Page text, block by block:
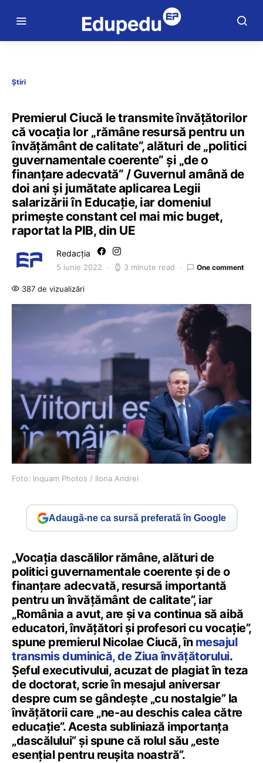
Știri
Premierul Ciucă le transmite învățătorilor
că vocația lor „rămâne resursă pentru un
învățământ de calitate”, alături de „politici
guvernamentale coerente” și „de o
finanţare adecvată” / Guvernul amână de
doi ani și jumătate aplicarea Legii
salarizării în Educație, iar domeniul
primește constant cel mai mic buget,
raportat la PIB, din UE
Redacția
5 iunie 2022 3 minute read One comment
387 de vizualizări
Foto: Inquam Photos / Ilona Andrei
Adaugă-ne ca sursă preferată în Google
„Vocaţia dascălilor rămâne, alături de
politici guvernamentale coerente şi de o
finanţare adecvată, resursă importantă
pentru un învăţământ de calitate”, iar
„România a avut, are şi va continua să aibă
educatori, învăţători şi profesori cu vocaţie”,
spune premierul Nicolae Ciucă, în mesajul
transmis duminică, de Ziua învăţătorului.
Șeful executivului, acuzat de plagiat în teza
de doctorat, scrie în mesajul aniversar
despre cum se gândește „cu nostalgie” la
învățătorii care „ne-au deschis calea către
educație”. Acesta subliniază importanța
„dascălului” și spune că rolul său „este
esenţial pentru reuşita noastră”.